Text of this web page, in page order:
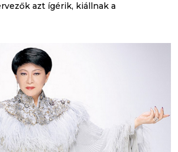
azt ígérik, kiállnak a